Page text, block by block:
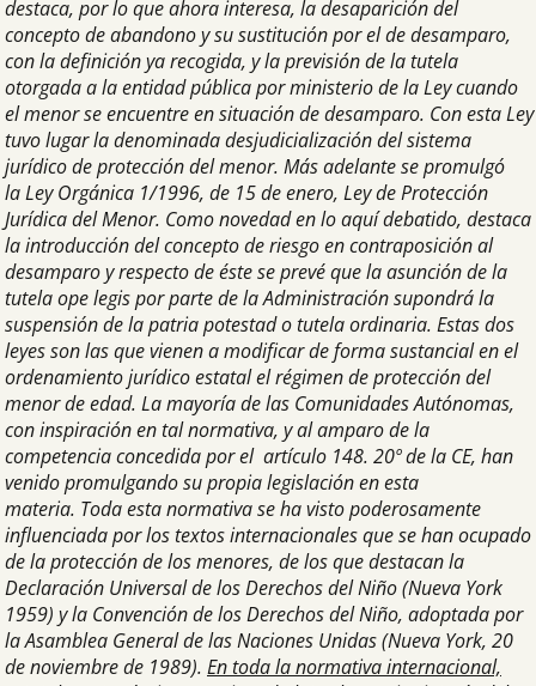
destaca, por lo que ahora interesa, la desaparición del
concepto de abandono y su sustitución por el de desamparo,
con la definición ya recogida, y la previsión de la tutela
otorgada a la entidad pública por ministerio de la Ley cuando
el menor se encuentre en situación de desamparo. Con esta Ley
tuvo lugar la denominada desjudicialización del sistema
jurídico de protección del menor. Más adelante se promulgó
la Ley Orgánica 1/1996, de 15 de enero, Ley de Protección
Jurídica del Menor. Como novedad en lo aquí debatido, destaca
la introducción del concepto de riesgo en contraposición al
desamparo y respecto de éste se prevé que la asunción de la
tutela ope legis por parte de la Administración supondrá la
suspensión de la patria potestad o tutela ordinaria. Estas dos
leyes son las que vienen a modificar de forma sustancial en el
ordenamiento jurídico estatal el régimen de protección del
menor de edad. La mayoría de las Comunidades Autónomas,
con inspiración en tal normativa, y al amparo de la
competencia concedida por el artículo 148. 20º de la CE, han
venido promulgando su propia legislación en esta
materia. Toda esta normativa se ha visto poderosamente
influenciada por los textos internacionales que se han ocupado
de la protección de los menores, de los que destacan la
Declaración Universal de los Derechos del Niño (Nueva York
1959) y la Convención de los Derechos del Niño, adoptada por
la Asamblea General de las Naciones Unidas (Nueva York, 20
de noviembre de 1989). En toda la normativa internacional,